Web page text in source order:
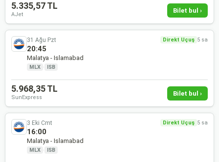
5.335,57 TL
AJet
Bilet bul ›
31 Ağu Pzt Direkt Uçuş 5 sa
20:45
Malatya - Islamabad
MLX · ISB
5.968,35 TL
SunExpress
Bilet bul ›
3 Eki Cmt Direkt Uçuş 5 sa
16:00
Malatya - Islamabad
MLX · ISB